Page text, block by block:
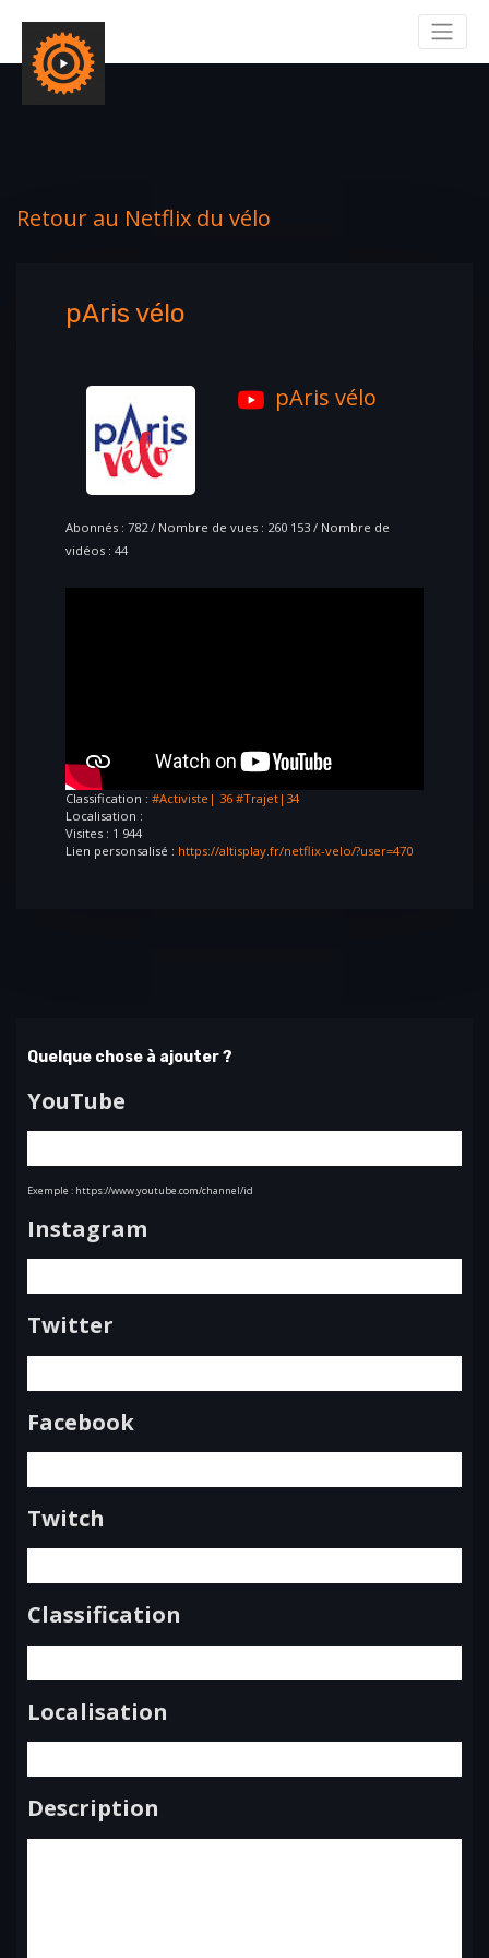
Retour au Netflix du vélo
pAris vélo
pAris vélo
Abonnés : 782 / Nombre de vues : 260 153 / Nombre de
vidéos : 44
Classification : #Activiste| 36 #Trajet|34
Localisation :
Visites : 1 944
Lien personsalisé : https://altisplay.fr/netflix-velo/?user=470
Quelque chose à ajouter ?
YouTube
Exemple : https://www.youtube.com/channel/id
Instagram
Twitter
Facebook
Twitch
Classification
Localisation
Description